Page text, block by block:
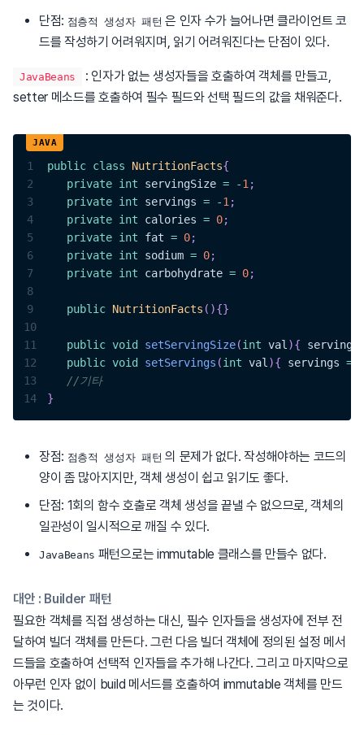
단점: 점층적 생성자 패턴 은 인자 수가 늘어나면 클라이언트 코
드를 작성하기 어려워지며, 읽기 어려워진다는 단점이 있다.
JavaBeans
: 인자가 없는 생성자들을 호출하여 객체를 만들고,
setter 메소드를 호출하여 필수 필드와 선택 필드의 값을 채워준다.
1 public class NutritionFacts{
2
private int servingSize = -1 ;
3
private int servings = -1 ;
4
private int calories = 0;
5
private int fat = 0;
6
private int sodium = 0;
7
private int carbohydrate = 0;
8
9
public NutritionFacts ( ){}
10
11
public void setServingSize(int val ){
12
public void setServings (int val ){ servings =
13
//기타
14
}
장점: 점층적 생성자 패턴 의 문제가 없다. 작성해야하는 코드의
양이 좀 많아지지만, 객체 생성이 쉽고 읽기도 좋다.
단점: 1회의 함수 호출로 객체 생성을 끝낼 수 없으므로, 객체의
일관성이 일시적으로 깨질 수 있다.
JavaBeans 패턴으로는 immutable 클래스를 만들수 없다.
대안 : Builder 패턴
필요한 객체를 직접 생성하는 대신, 필수 인자들을 생성자에 전부 전
달하여 빌더 객체를 만든다. 그런 다음 빌더 객체에 정의된 설정 메서
드들을 호출하여 선택적 인자들을 추가해 나간다. 그리고 마지막으로
아무런 인자 없이 build 메서드를 호출하여 immutable 객체를 만드
는 것이다.